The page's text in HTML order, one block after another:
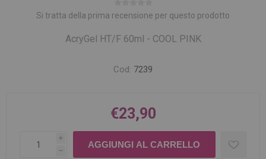
Si tratta della prima recensione per questo prodotto
AcryGel HT/F 60ml - COOL PINK
Cod: 7239
€23,90
i
h